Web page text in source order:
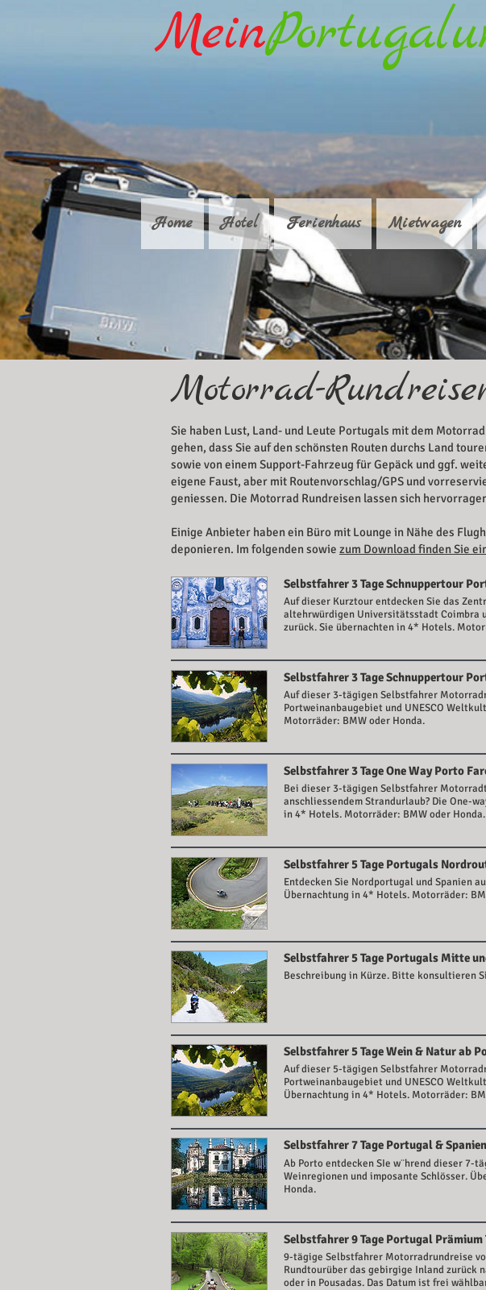
Mein
Home Hotel Ferienhaus Mietwagen
Motorrad-
Sie haben Lust, Land- und Leute Portugals mit dem
gehen, dass Sie auf den schönsten Routen durchs Land
sowie von einem Support-Fahrzeug für Gepäck und ggf.
eigene Faust, aber mit Routenvorschlag/GPS und
geniessen. Die Motorrad Rundreisen lassen sich
Einige Anbieter haben ein Büro mit Lounge in Nähe des
deponieren. Im folgenden sowie zum Download finden Sie
Selbstfahrer 3 Tage Schnuppertour
Auf dieser Kurztour entdecken Sie das
altehrwürdigen Universitätsstadt Coimbra
zurück. Sie übernachten in 4* Hotels.
Selbstfahrer 3 Tage Schnuppertour
Auf dieser 3-tägigen Selbstfahrer
Portweinanbaugebiet und UNESCO
Motorräder: BMW oder Honda.
Selbstfahrer 3 Tage One Way Porto
Bei dieser 3-tägigen Selbstfahrer
anschliessendem Strandurlaub? Die One-
in 4* Hotels. Motorräder: BMW oder Honda.
Selbstfahrer 5 Tage Portugals
Entdecken Sie Nordportugal und Spanien
Übernachtung in 4* Hotels. Motorräder:
Selbstfahrer 5 Tage Portugals Mitte
Beschreibung in Kürze. Bitte konsultieren
Selbstfahrer 5 Tage Wein & Natur ab
Auf dieser 5-tägigen Selbstfahrer
Portweinanbaugebiet und UNESCO
Übernachtung in 4* Hotels. Motorräder:
Selbstfahrer 7 Tage Portugal &
Ab Porto entdecken SIe w¨hrend dieser 7-
Weinregionen und imposante Schlösser.
Honda.
Selbstfahrer 9 Tage Portugal
9-tägige Selbstfahrer Motorradrundreise
Rundtourüber das gebirgige Inland zurück
oder in Pousadas. Das Datum ist frei